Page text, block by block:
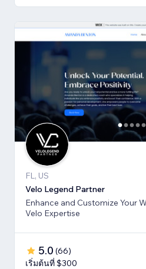
FL, US
Velo Legend Partner
Enhance and Customize Your
Velo Expertise
5.0 (66)
เริ่มต้นที่ $300